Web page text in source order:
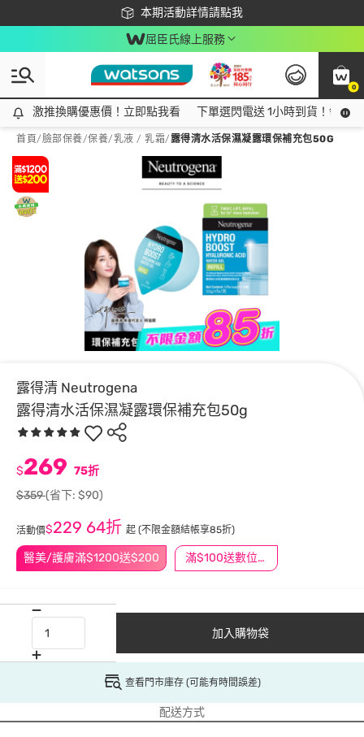
本期活動詳情請點我
下載app最高回饋$350
屈臣氏線上服務
0
激推換購優惠價！立即點我看
激推換購優惠價！立即點我看 下單選閃電送 1小時到貨！領神
首頁/臉部保養/保養/乳液 / 乳霜/露得清水活保濕凝露環保補充包50G
露得清 Neutrogena
露得清水活保濕凝露環保補充包50g
醫美/護膚滿$1200送$200 滿$100送數位印花
$269 75折
$359(省下: $90)
活動價$229 64折 起 (不限金額結帳享85折)
加入購物袋
查看門市庫存 (可能有時間誤差)
配送方式